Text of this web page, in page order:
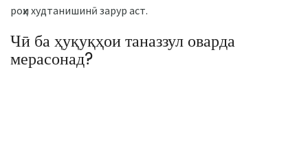
роҳи худтанишинӣ зарур аст.
Чӣ ба ҳуқуқҳои таназзул оварда
мерасонад?